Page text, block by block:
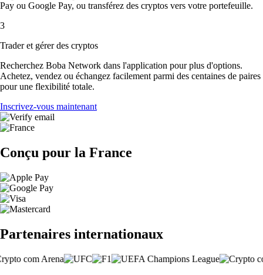
Pay ou Google Pay, ou transférez des cryptos vers votre portefeuille.
3
Trader et gérer des cryptos
Recherchez Boba Network dans l'application pour plus d'options.
Achetez, vendez ou échangez facilement parmi des centaines de paires
pour une flexibilité totale.
Inscrivez-vous maintenant
Conçu pour la France
Partenaires internationaux